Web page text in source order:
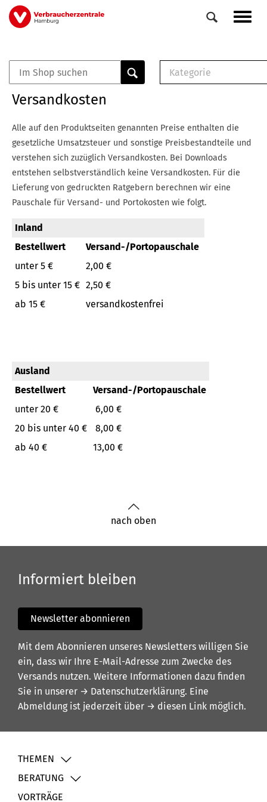
Direkt
zum
Veranstaltungen
0
Kategorie
E-Broschüre
Checklisten (PDF)
Broschüre
Buch
Versandkosten
Alle auf den Produktseiten genannten Preise enthalten die
gesetzliche Umsatzsteuer und sonstige Preisbestandteile und
verstehen sich zuzüglich Versandkosten. Bei Downloads
entstehen selbstverständlich keine Versandkosten. Für die
Lieferung von gedruckten Ratgebern berechnen wir eine
Pauschale für Versand- und Portokosten wie folgt.
Inland
Bestellwert
Versand-/Portopauschale
unter 5 €
2,00 €
5 bis unter 15 € 2,50 €
ab 15 €
versandkostenfrei
Ausland
Bestellwert
Versand-/Portopauschale
unter 20 €
6,00 €
20 bis unter 40 €
8,00 €
ab 40 €
13,00 €
nach oben
Informiert bleiben
Newsletter abonnieren
Mit dem Abonnieren unseres Newsletters willigen Sie
ein, dass wir Ihre E-Mail-Adresse zum Zwecke des
Versands nutzen. Weitere Informationen dazu finden
Sie in unserer → Datenschutzerklärung. Eine
Abmeldung ist jederzeit über → diesen Link möglich.
THEMEN
BERATUNG
VORTRÄGE